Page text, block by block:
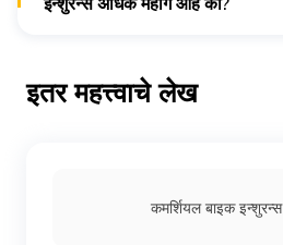
इतर महत्त्वाचे लेख
कमर्शियल बाइक इन्शुरन्स